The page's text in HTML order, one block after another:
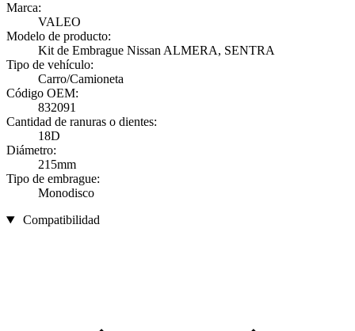
Marca:
VALEO
Modelo de producto:
Kit de Embrague Nissan ALMERA, SENTRA
Tipo de vehículo:
Carro/Camioneta
Código OEM:
832091
Cantidad de ranuras o dientes:
18D
Diámetro:
215mm
Tipo de embrague:
Monodisco
Compatibilidad